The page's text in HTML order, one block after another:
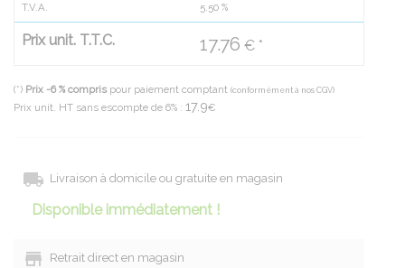
T.V.A. 5.50 %
Prix unit. T.T.C. 17.76 € *
(*) Prix -6 % compris pour paiement comptant (conformément à nos CGV)
Prix unit. HT sans escompte de 6% : 17.9€
Livraison à domicile ou gratuite en magasin
Disponible immédiatement !
Retrait direct en magasin